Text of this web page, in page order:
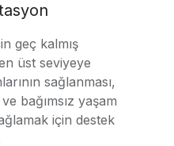
geç kalmış
üst seviyeye
sağlanması,
bağımsız yaşam
için destek